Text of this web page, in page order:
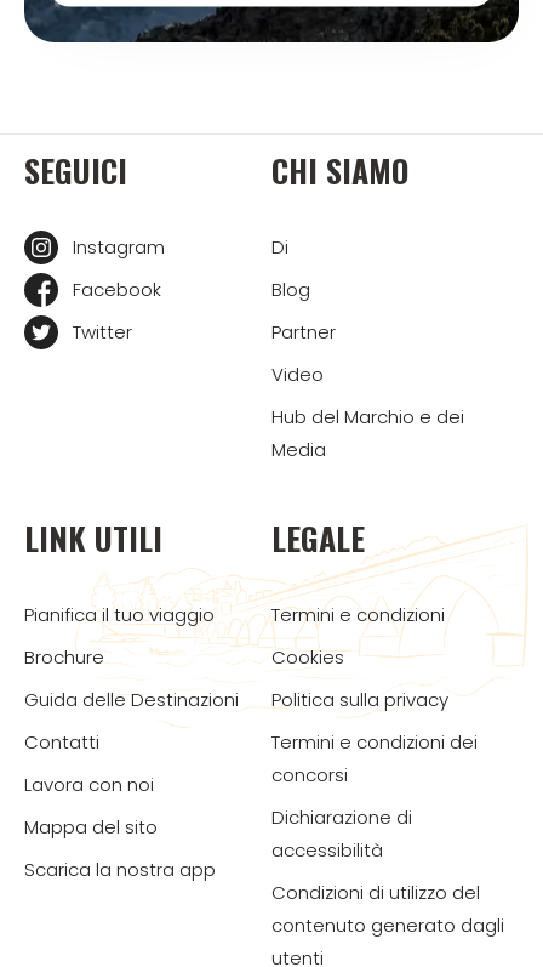
SEGUICI
Instagram
Facebook
Twitter
CHI SIAMO
Di
Blog
Partner
Video
Hub del Marchio e dei
Media
LINK UTILI
Pianifica il tuo viaggio
Brochure
Guida delle Destinazioni
Contatti
Lavora con noi
Mappa del sito
Scarica la nostra app
LEGALE
Termini e condizioni
Cookies
Politica sulla privacy
Termini e condizioni dei
concorsi
Dichiarazione di
accessibilità
Condizioni di utilizzo del
contenuto generato dagli
utenti